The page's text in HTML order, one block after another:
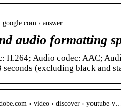
› answer
audio formatting
H.264; Audio codec: AAC;
seconds (excluding black and
› video › discover › youtube-v…